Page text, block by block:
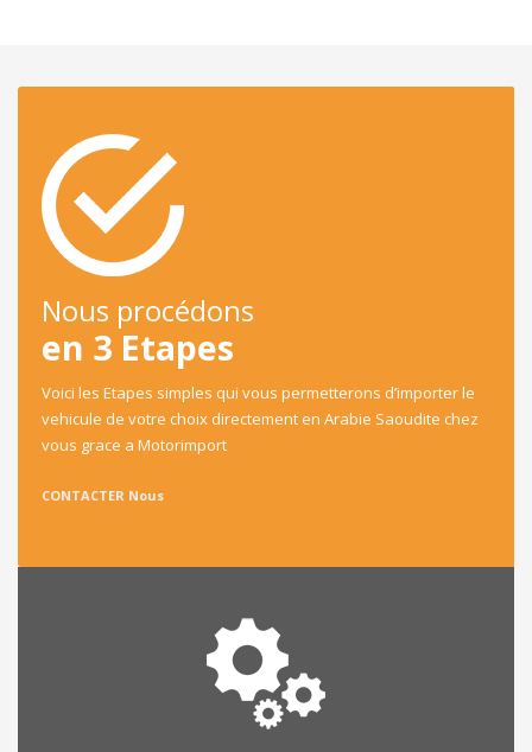
Nous procédons
en 3 Etapes
Voici les Etapes simples qui vous permetterons d’importer le
vehicule de votre choix directement en Arabie Saoudite chez
vous grace a Motorimport
CONTACTER Nous